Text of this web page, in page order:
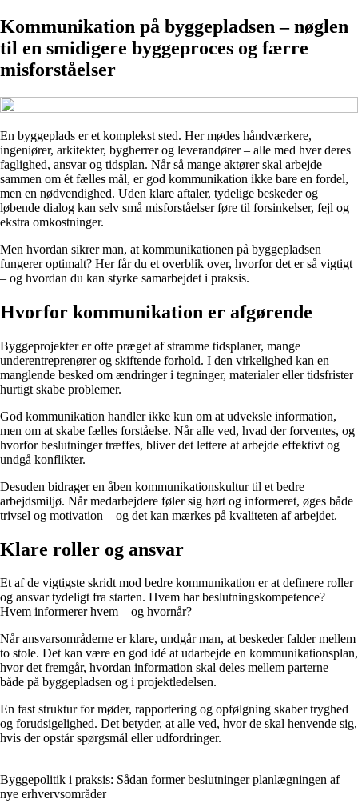
Kommunikation på byggepladsen – nøglen
til en smidigere byggeproces og færre
misforståelser
En byggeplads er et komplekst sted. Her mødes håndværkere,
ingeniører, arkitekter, bygherrer og leverandører – alle med hver deres
faglighed, ansvar og tidsplan. Når så mange aktører skal arbejde
sammen om ét fælles mål, er god kommunikation ikke bare en fordel,
men en nødvendighed. Uden klare aftaler, tydelige beskeder og
løbende dialog kan selv små misforståelser føre til forsinkelser, fejl og
ekstra omkostninger.
Men hvordan sikrer man, at kommunikationen på byggepladsen
fungerer optimalt? Her får du et overblik over, hvorfor det er så vigtigt
– og hvordan du kan styrke samarbejdet i praksis.
Hvorfor kommunikation er afgørende
Byggeprojekter er ofte præget af stramme tidsplaner, mange
underentreprenører og skiftende forhold. I den virkelighed kan en
manglende besked om ændringer i tegninger, materialer eller tidsfrister
hurtigt skabe problemer.
God kommunikation handler ikke kun om at udveksle information,
men om at skabe fælles forståelse. Når alle ved, hvad der forventes, og
hvorfor beslutninger træffes, bliver det lettere at arbejde effektivt og
undgå konflikter.
Desuden bidrager en åben kommunikationskultur til et bedre
arbejdsmiljø. Når medarbejdere føler sig hørt og informeret, øges både
trivsel og motivation – og det kan mærkes på kvaliteten af arbejdet.
Klare roller og ansvar
Et af de vigtigste skridt mod bedre kommunikation er at definere roller
og ansvar tydeligt fra starten. Hvem har beslutningskompetence?
Hvem informerer hvem – og hvornår?
Når ansvarsområderne er klare, undgår man, at beskeder falder mellem
to stole. Det kan være en god idé at udarbejde en kommunikationsplan,
hvor det fremgår, hvordan information skal deles mellem parterne –
både på byggepladsen og i projektledelsen.
En fast struktur for møder, rapportering og opfølgning skaber tryghed
og forudsigelighed. Det betyder, at alle ved, hvor de skal henvende sig,
hvis der opstår spørgsmål eller udfordringer.
Byggepolitik i praksis: Sådan former beslutninger planlægningen af
nye erhvervsområder